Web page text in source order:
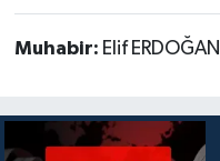
Muhabir: Elif ERDOĞAN